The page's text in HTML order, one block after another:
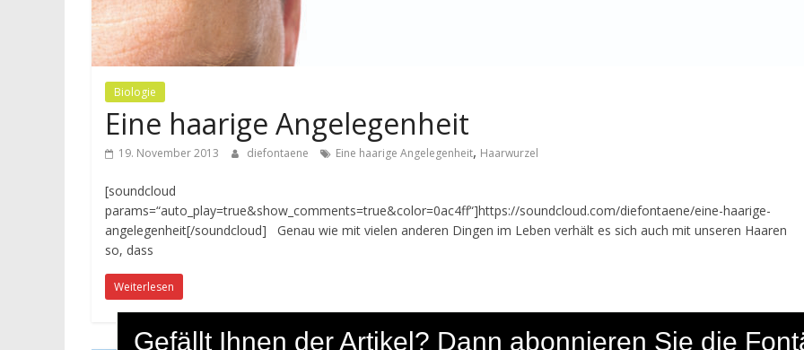
Biologie
Eine haarige Angelegenheit
19. November 2013 diefontaene Eine haarige Angelegenheit, Haarwurzel
[soundcloud
params=“auto_play=true&show_comments=true&color=0ac4ff“]https://soundcloud.com/diefontaene/eine-haarige-
angelegenheit[/soundcloud] Genau wie mit vielen anderen Dingen im Leben verhält es sich auch mit unseren Haaren
so, dass
Weiterlesen
Gefällt Ihnen der Artikel? Dann abonnieren Sie die